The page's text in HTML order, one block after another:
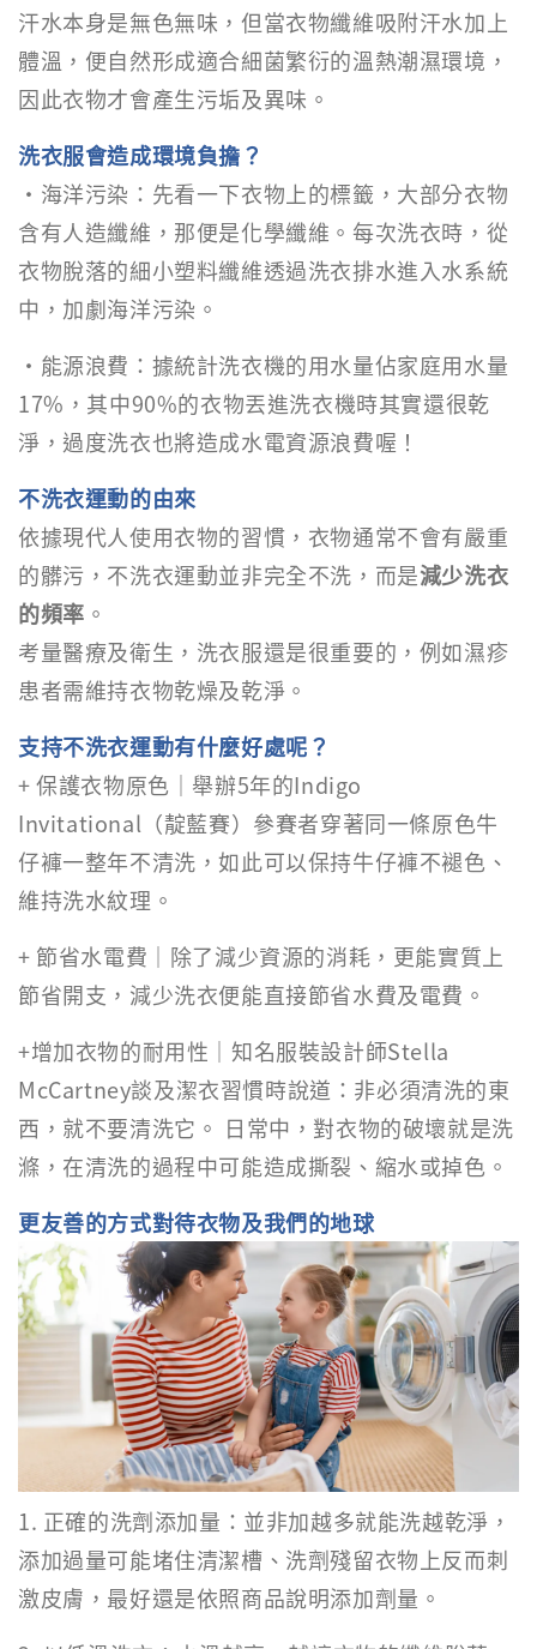
汗水本身是無色無味，但當衣物纖維吸附汗水加上
體溫，便自然形成適合細菌繁衍的溫熱潮濕環境，
因此衣物才會產生污垢及異味。
洗衣服會造成環境負擔？
・海洋污染：先看一下衣物上的標籤，大部分衣物
含有人造纖維，那便是化學纖維。每次洗衣時，從
衣物脫落的細小塑料纖維透過洗衣排水進入水系統
中，加劇海洋污染。
・能源浪費：據統計洗衣機的用水量佔家庭用水量
17%，其中90%的衣物丟進洗衣機時其實還很乾
淨，過度洗衣也將造成水電資源浪費喔！
不洗衣運動的由來
依據現代人使用衣物的習慣，衣物通常不會有嚴重
的髒污，不洗衣運動並非完全不洗，而是減少洗衣
的頻率 。
考量醫療及衛生，洗衣服還是很重要的，例如濕疹
患者需維持衣物乾燥及乾淨。
支持不洗衣運動有什麼好處呢？
+ 保護衣物原色｜舉辦5年的Indigo
Invitational（靛藍賽）參賽者穿著同一條原色牛
仔褲一整年不清洗，如此可以保持牛仔褲不褪色、
維持洗水紋理。
+ 節省水電費｜除了減少資源的消耗，更能實質上
節省開支，減少洗衣便能直接節省水費及電費。
+增加衣物的耐用性｜知名服裝設計師Stella
McCartney談及潔衣習慣時說道：非必須清洗的東
西，就不要清洗它。 日常中，對衣物的破壞就是洗
滌，在清洗的過程中可能造成撕裂、縮水或掉色。
更友善的方式對待衣物及我們的地球
1. 正確的洗劑添加量：並非加越多就能洗越乾淨，
添加過量可能堵住清潔槽、洗劑殘留衣物上反而刺
激皮膚，最好還是依照商品說明添加劑量。